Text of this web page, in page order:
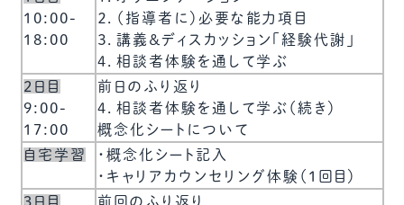
10:00-
18:00
２．（指導者に）必要な能力項目
３．講義＆ディスカッション「経験代謝」
４．相談者体験を通して学ぶ
2日目
9:00-
17:00
前日のふり返り
４．相談者体験を通して学ぶ（続き）
概念化シートについて
自宅学習
・概念化シート記入
・キャリアカウンセリング体験（1回目）
3日目
前回のふり返り